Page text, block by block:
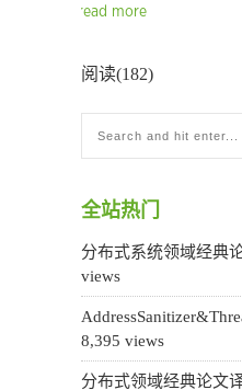
read more
阅读(182)
全站热门
分布式系统领域经典
views
8,395 views
分布式领域经典论文